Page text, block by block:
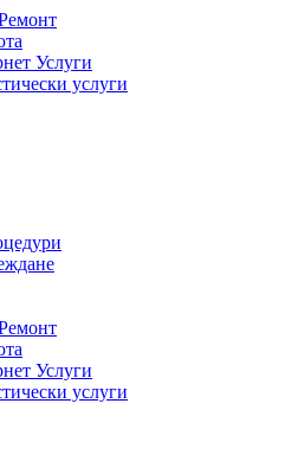
Услуги
услуги
Услуги
услуги